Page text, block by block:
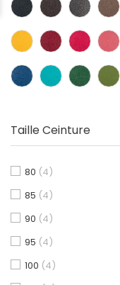
Taille Ceinture
80 (4)
85 (4)
90 (4)
95 (4)
100 (4)